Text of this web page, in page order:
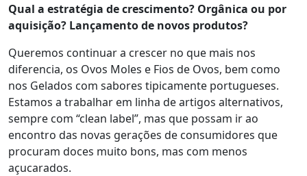
Qual a estratégia de crescimento? Orgânica ou por
aquisição? Lançamento de novos produtos?
Queremos continuar a crescer no que mais nos
diferencia, os Ovos Moles e Fios de Ovos, bem como
nos Gelados com sabores tipicamente portugueses.
Estamos a trabalhar em linha de artigos alternativos,
sempre com “clean label”, mas que possam ir ao
encontro das novas gerações de consumidores que
procuram doces muito bons, mas com menos
açucarados.